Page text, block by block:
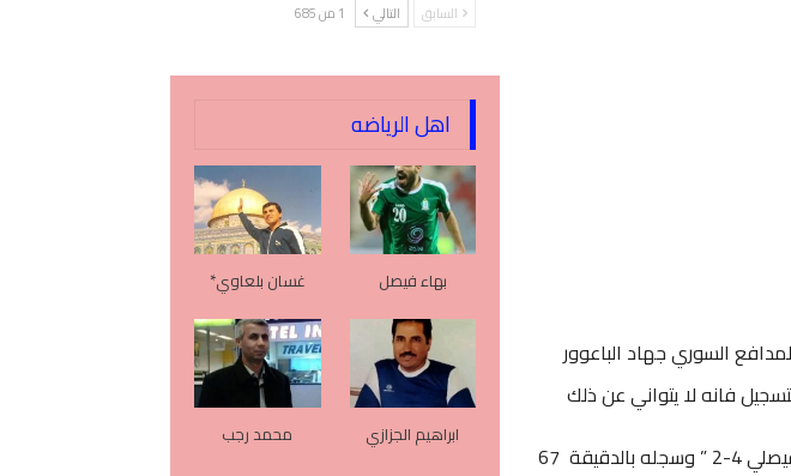
السوري جهاد الباعوور
فانه لا يتواني عن ذلك
فقد سجل الكثير من الاهداف ، منها ما هو لفريقه الحالي الرمثا بمرمى المنشية و الفيصلي 4-2 ” وسجله بالدقيقة 67
السابق التالي 1 من 685
اهل الرياضه
بهاء فيصل غسان بلعاوي*
ابراهيم الجزازي محمد رجب